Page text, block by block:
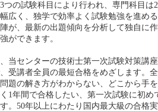
の試験科目により行われ、専門科目は
広く、独学で効率よく試験勉強を進め
が、最新の出題傾向を分析して独自に
ができます。
当センターの技術士第一次試験対策講
受講者全員の最短合格をめざします。
題の解き方がわからない、どこから手
1年間で合格したい、第一次試験に初め
。50年以上にわたり国内最大級の合格